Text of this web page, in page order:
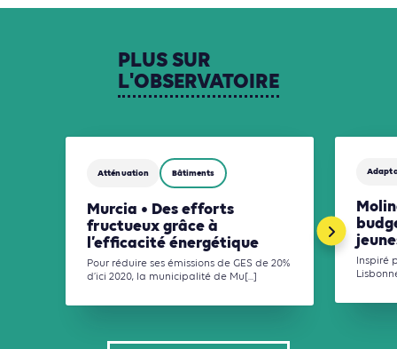
PLUSSUR
L'OBSERVATOIRE
Atténuation Bâtiments
Murcia • Des efforts
fructueux grâce à
l’efficacité énergétique
Pour réduire ses émissions de GES de 20%
d’ici 2020, la municipalité de Mu[...]
Inspiré